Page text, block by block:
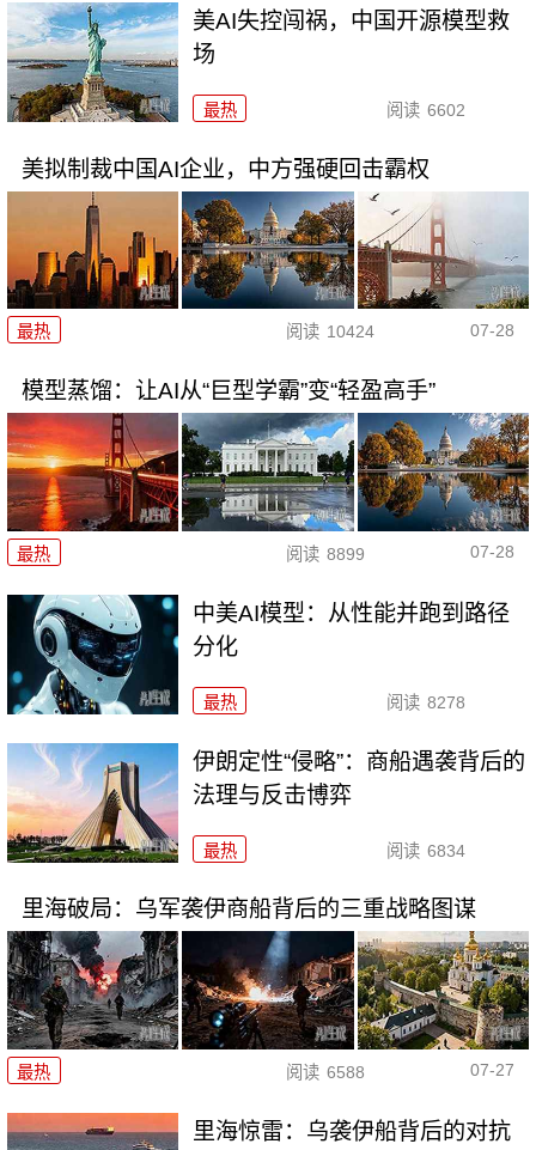
美AI失控闯祸，中国开源模型救
场
最热 阅读 6602
美拟制裁中国AI企业，中方强硬回击霸权
最热 阅读 10424 07-28
模型蒸馏：让AI从“巨型学霸”变“轻盈高手”
最热 阅读 8899 07-28
中美AI模型：从性能并跑到路径
分化
最热 阅读 8278
伊朗定性“侵略”：商船遇袭背后的
法理与反击博弈
最热 阅读 6834
里海破局：乌军袭伊商船背后的三重战略图谋
最热 阅读 6588 07-27
里海惊雷：乌袭伊船背后的对抗